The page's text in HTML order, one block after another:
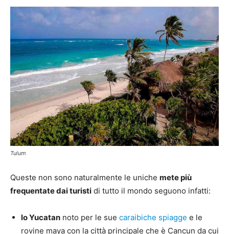
Tulum
Queste non sono naturalmente le uniche mete più
frequentate dai turisti di tutto il mondo seguono infatti:
lo Yucatan noto per le sue caraibiche spiagge e le
rovine maya con la città principale che è Cancun da cui